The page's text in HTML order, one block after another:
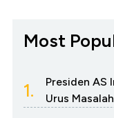
Most
1.
Presiden AS
Urus